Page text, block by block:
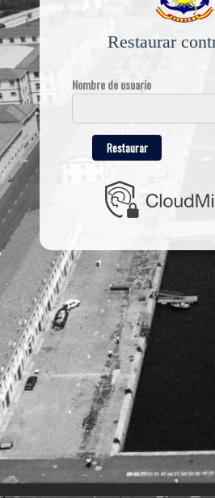
Restaurar
Nombre de usuario
Restaurar